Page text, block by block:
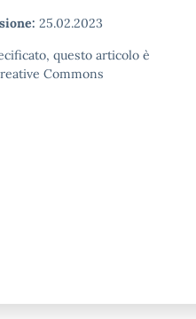
25.02.2023
questo articolo è
Commons